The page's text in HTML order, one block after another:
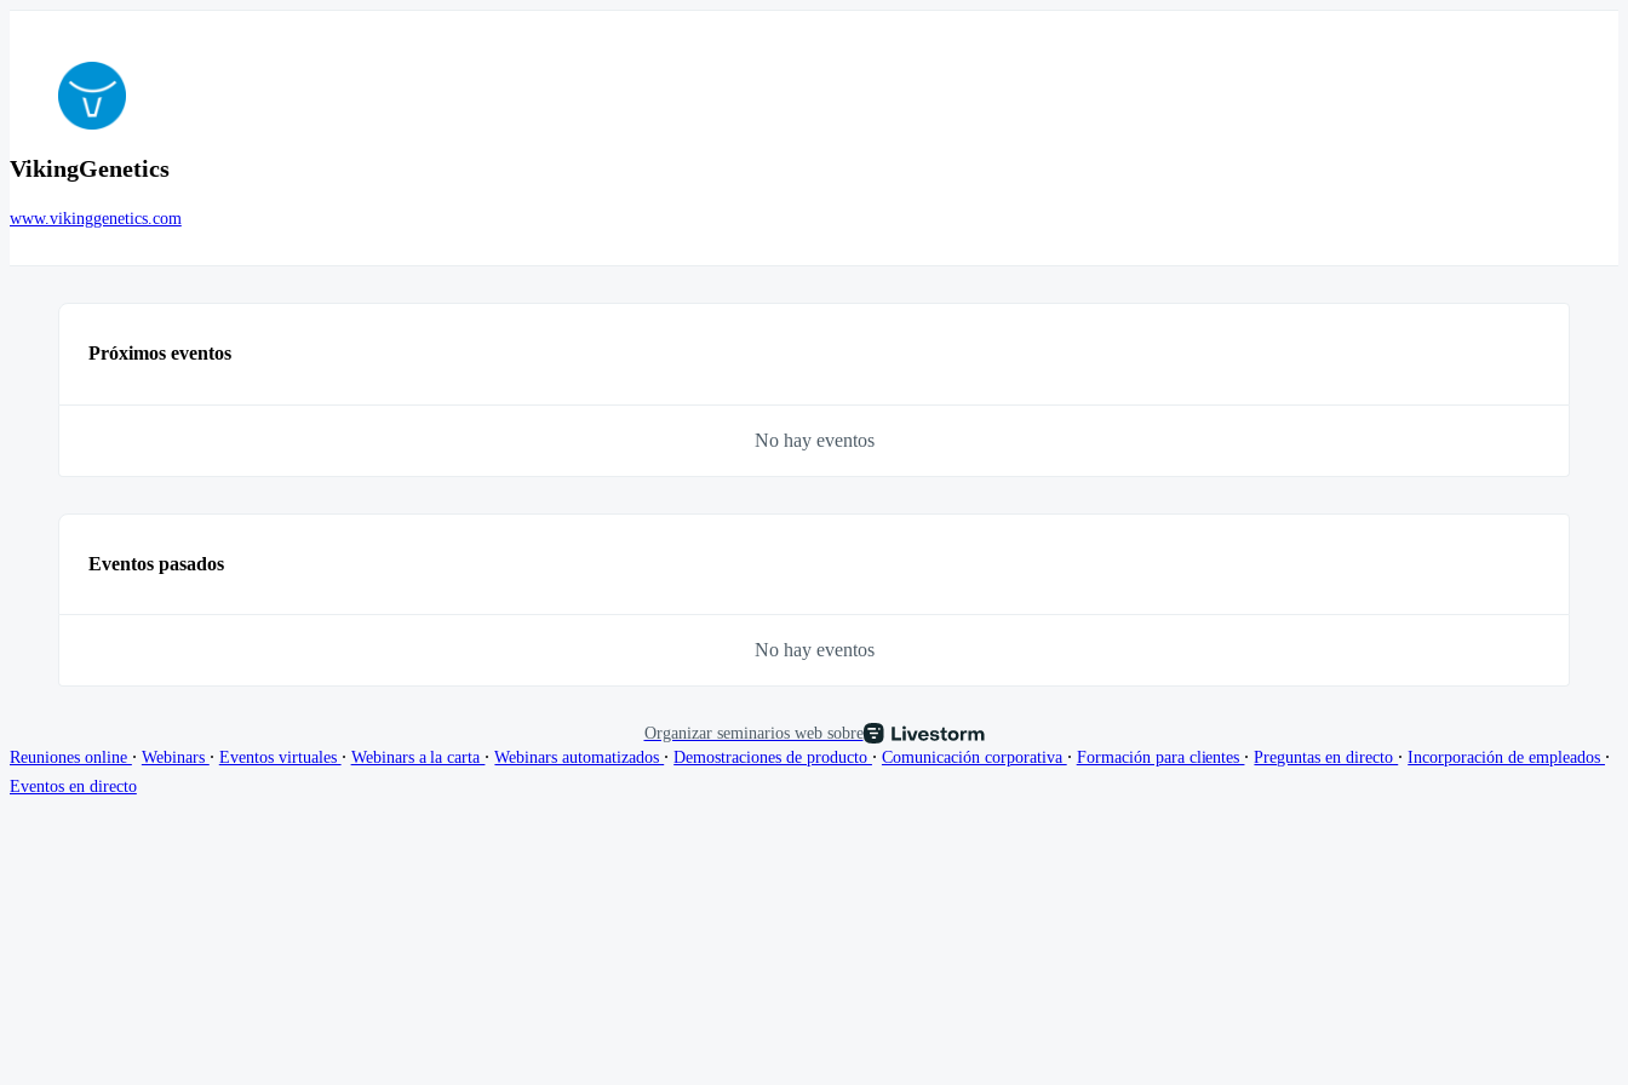
VikingGenetics
www.vikinggenetics.com
Próximos eventos
No hay eventos
Eventos pasados
No hay eventos
Organizar seminarios web sobre
Reuniones online ∙ Webinars ∙ Eventos virtuales ∙ Webinars a la carta ∙ Webinars automatizados ∙ Demostraciones de producto ∙ Comunicación corporativa ∙ Formación para clientes ∙ Preguntas en directo ∙ Incorporación de empleados ∙
Eventos en directo